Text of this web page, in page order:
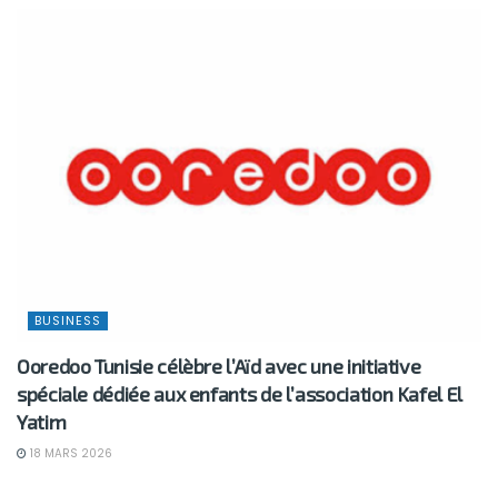
BUSINESS
Ooredoo Tunisie célèbre l’Aïd avec une initiative
spéciale dédiée aux enfants de l’association Kafel El
Yatim
18 MARS 2026